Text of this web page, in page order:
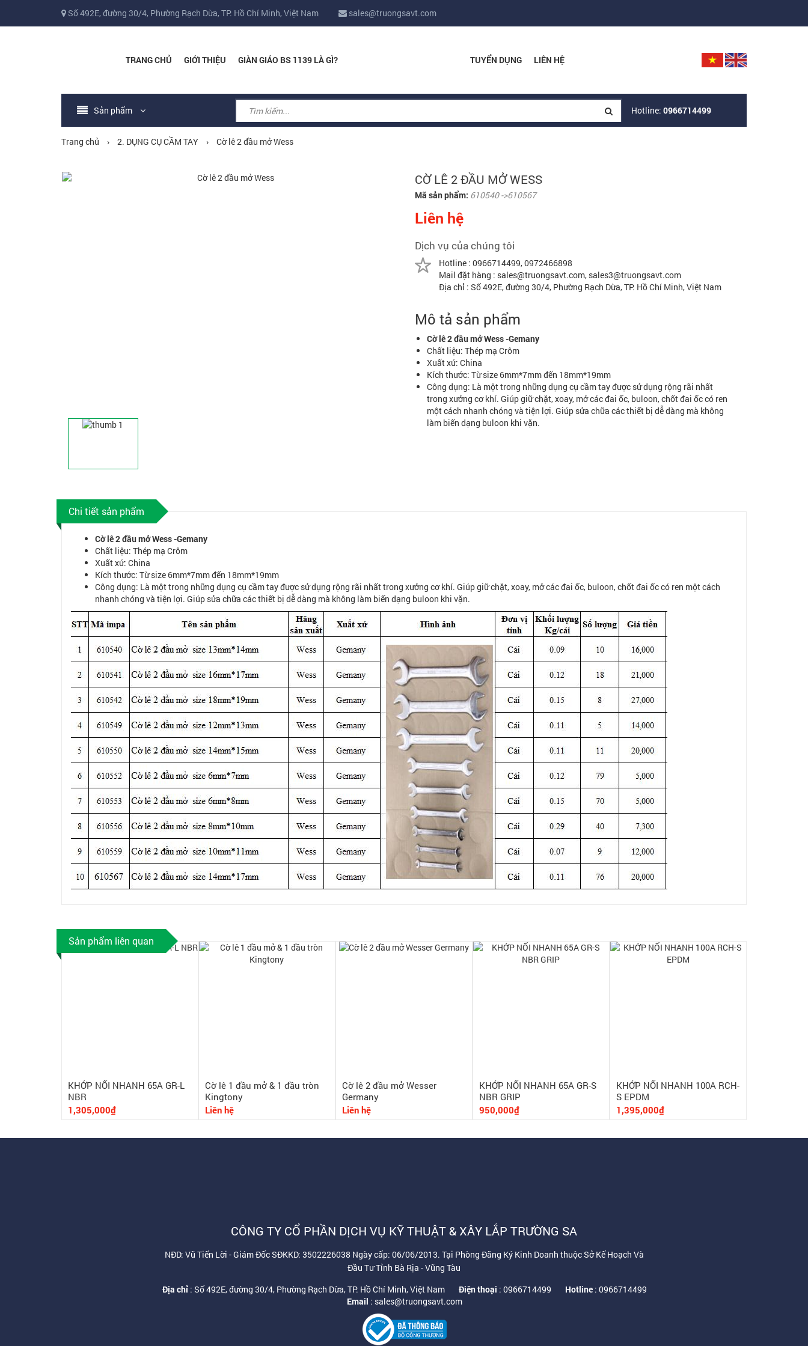
Số 492E, đường 30/4, Phường Rạch Dừa, TP. Hồ Chí Minh, Việt Nam sales@truongsavt.com
TRANG CHỦ GIỚI THIỆU GIÀN GIÁO BS 1139 LÀ GÌ? TUYỂN DỤNG LIÊN HỆ
Sản phẩm Hotline: 0966714499
Trang chủ › 2. DỤNG CỤ CẦM TAY › Cờ lê 2 đầu mở Wess
CỜ LÊ 2 ĐẦU MỞ WESS
Mã sản phẩm: 610540 ->610567
Liên hệ
Dịch vụ của chúng tôi
Hotline : 0966714499, 0972466898
Mail đặt hàng : sales@truongsavt.com, sales3@truongsavt.com
Địa chỉ : Số 492E, đường 30/4, Phường Rạch Dừa, TP. Hồ Chí Minh, Việt Nam
Mô tả sản phẩm
Cờ lê 2 đầu mở Wess -Gemany
Chất liệu: Thép mạ Crôm
Xuất xứ: China
Kích thước: Từ size 6mm*7mm đến 18mm*19mm
Công dụng: Là một trong những dụng cụ cầm tay được sử dụng rộng rãi nhất
trong xưởng cơ khí. Giúp giữ chặt, xoay, mở các đai ốc, buloon, chốt đai ốc có ren
một cách nhanh chóng và tiện lợi. Giúp sửa chữa các thiết bị dễ dàng mà không
làm biến dạng buloon khi vặn.
Chi tiết sản phẩm
Cờ lê 2 đầu mở Wess -Gemany
Chất liệu: Thép mạ Crôm
Xuất xứ: China
Kích thước: Từ size 6mm*7mm đến 18mm*19mm
Công dụng: Là một trong những dụng cụ cầm tay được sử dụng rộng rãi nhất trong xưởng cơ khí. Giúp giữ chặt, xoay, mở các đai ốc, buloon, chốt đai ốc có ren một cách
nhanh chóng và tiện lợi. Giúp sửa chữa các thiết bị dễ dàng mà không làm biến dạng buloon khi vặn.
Sản phẩm liên quan
KHỚP NỐI NHANH 65A GR-L
NBR
1,305,000₫
Cờ lê 1 đầu mở & 1 đầu tròn
Kingtony
Liên hệ
Cờ lê 2 đầu mở Wesser
Germany
Liên hệ
KHỚP NỐI NHANH 65A GR-S
NBR GRIP
950,000₫
KHỚP NỐI NHANH 100A RCH-
S EPDM
1,395,000₫
CÔNG TY CỔ PHẦN DỊCH VỤ KỸ THUẬT & XÂY LẮP TRƯỜNG SA
NĐD: Vũ Tiến Lời - Giám Đốc SĐKKD: 3502226038 Ngày cấp: 06/06/2013. Tại Phòng Đăng Ký Kinh Doanh thuộc Sở Kế Hoạch Và
Đầu Tư Tỉnh Bà Rịa - Vũng Tàu
Địa chỉ: Số 492E, đường 30/4, Phường Rạch Dừa, TP. Hồ Chí Minh, Việt Nam Điện thoại : 0966714499 Hotline: 0966714499
Email : sales@truongsavt.com